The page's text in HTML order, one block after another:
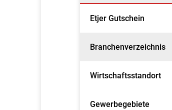
Etjer Gutschein
Branchenverzeichnis
Wirtschaftsstandort
Gewerbegebiete